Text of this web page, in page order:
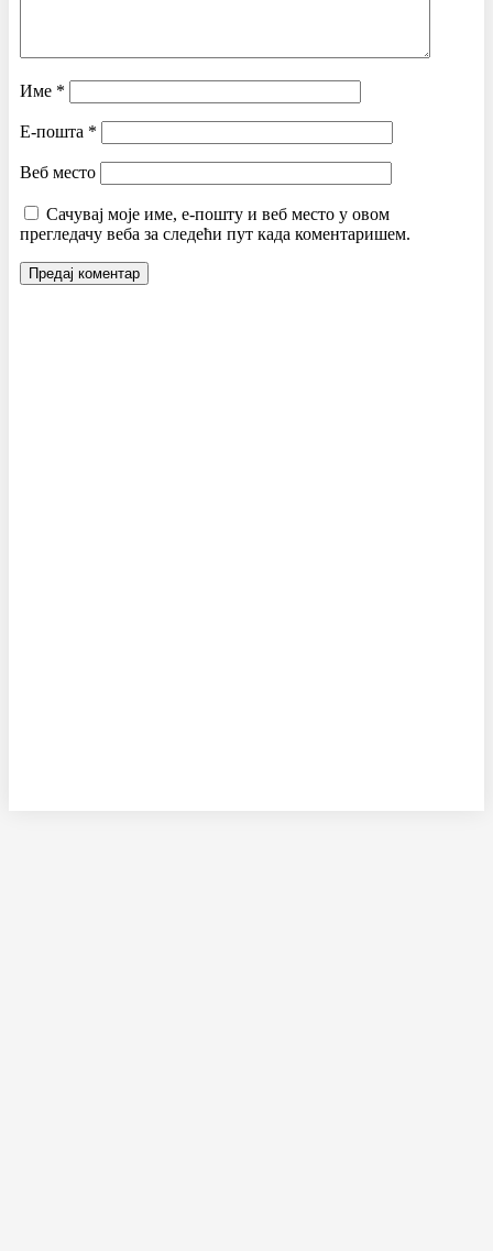
Име *
Е-пошта *
Веб место
Сачувај моје име, е-пошту и веб место у овом
прегледачу веба за следећи пут када коментаришем.